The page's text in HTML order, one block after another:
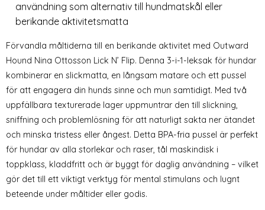
användning som alternativ till hundmatskål eller
berikande aktivitetsmatta
Förvandla måltiderna till en berikande aktivitet med Outward
Hound Nina Ottosson Lick N’ Flip. Denna 3-i-1-leksak för hundar
kombinerar en slickmatta, en långsam matare och ett pussel
för att engagera din hunds sinne och mun samtidigt. Med två
uppfällbara texturerade lager uppmuntrar den till slickning,
sniffning och problemlösning för att naturligt sakta ner ätandet
och minska tristess eller ångest. Detta BPA-fria pussel är perfekt
för hundar av alla storlekar och raser, tål maskindisk i
toppklass, kladdfritt och är byggt för daglig användning – vilket
gör det till ett viktigt verktyg för mental stimulans och lugnt
beteende under måltider eller godis.